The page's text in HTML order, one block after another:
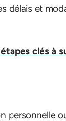
délais et
clés à
personnelle